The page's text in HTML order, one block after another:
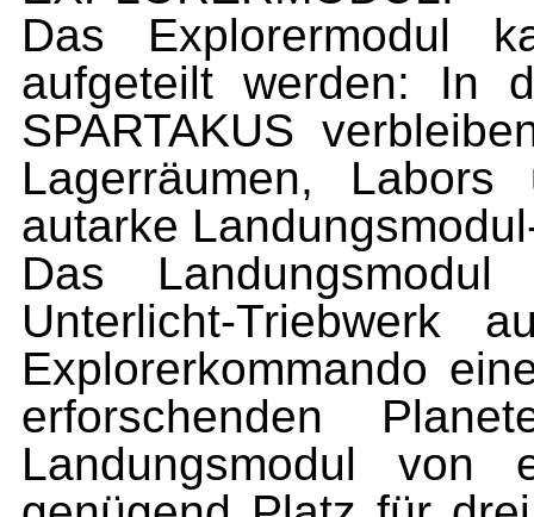
Das Explorermodul
aufgeteilt werden: In
SPARTAKUS
Lagerräumen,
autarke
Das
Unterlicht-Triebwerk
Explorerkommando
erforschenden
Landungsmodul von